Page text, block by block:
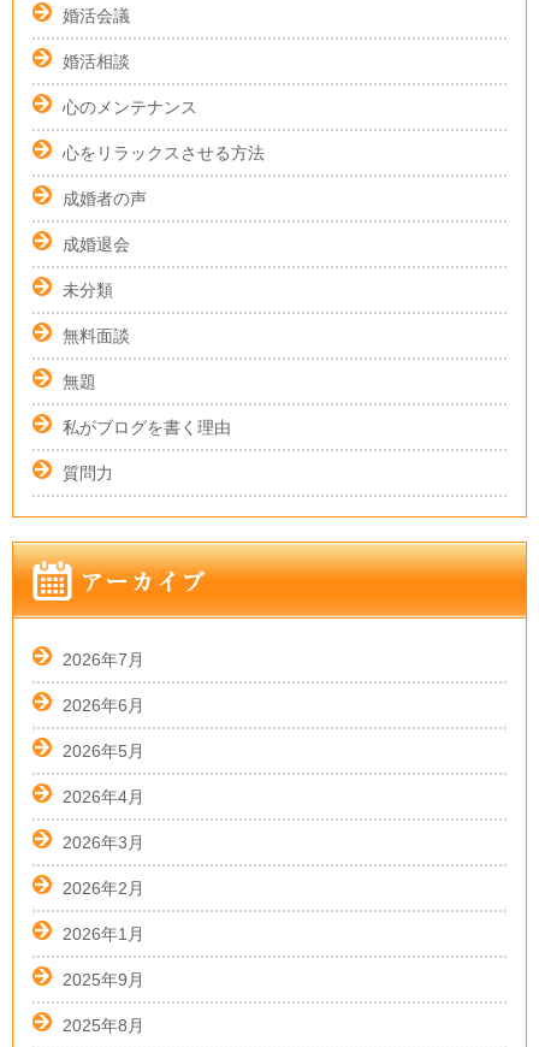
婚活会議
婚活相談
心のメンテナンス
心をリラックスさせる方法
成婚者の声
成婚退会
未分類
無料面談
無題
私がブログを書く理由
質問力
2026年7月
2026年6月
2026年5月
2026年4月
2026年3月
2026年2月
2026年1月
2025年9月
2025年8月